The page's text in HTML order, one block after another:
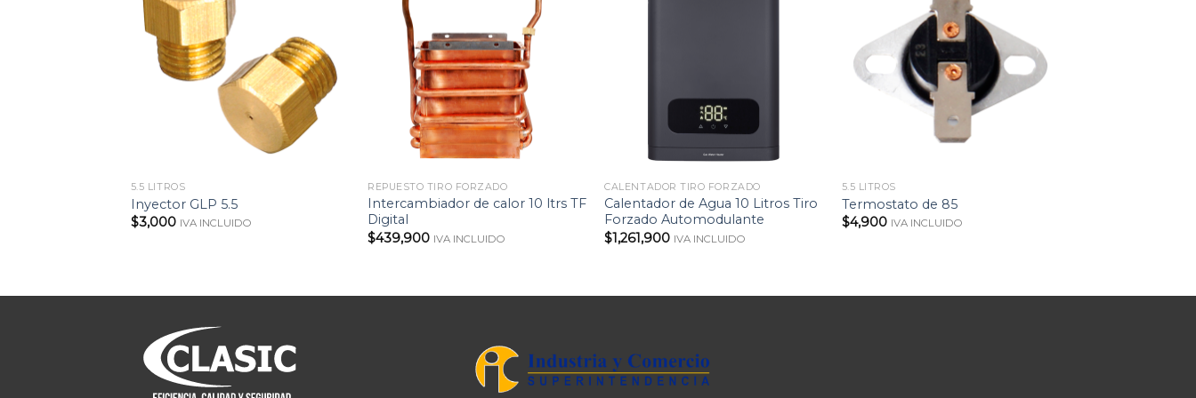
5.5 LITROS
Inyector GLP 5.5
$3,000 IVA INCLUIDO
REPUESTO TIRO FORZADO
Intercambiador de calor 10 ltrs TF
Digital
$439,900 IVA INCLUIDO
CALENTADOR TIRO FORZADO
Calentador de Agua 10 Litros Tiro
Forzado Automodulante
$1,261,900 IVA INCLUIDO
5.5 LITROS
Termostato de 85
$4,900 IVA INCLUIDO